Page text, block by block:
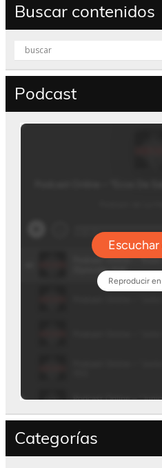
Buscar contenidos
Podcast
Categorías